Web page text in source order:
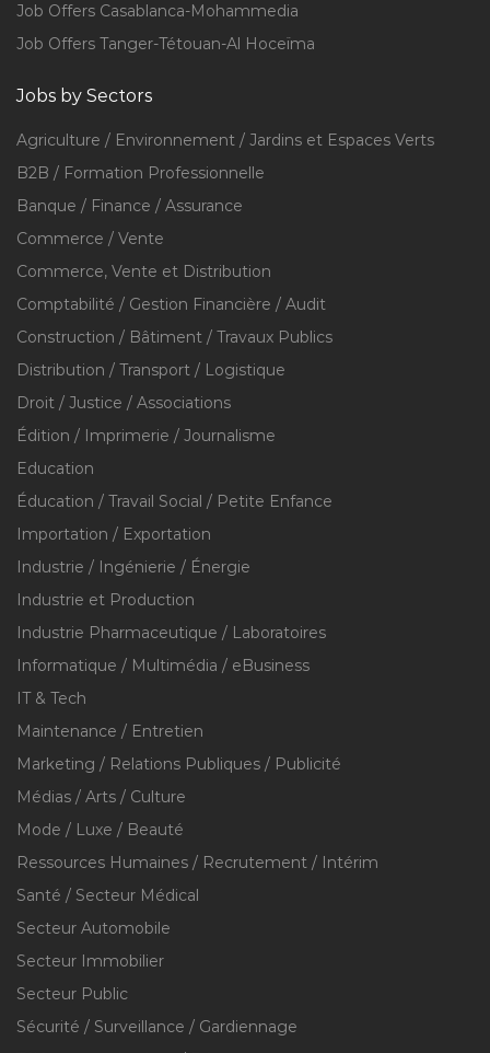
Job Offers Casablanca-Mohammedia
Job Offers Tanger-Tétouan-Al Hoceïma
Jobs by Sectors
Agriculture / Environnement / Jardins et Espaces Verts
B2B / Formation Professionnelle
Banque / Finance / Assurance
Commerce / Vente
Commerce, Vente et Distribution
Comptabilité / Gestion Financière / Audit
Construction / Bâtiment / Travaux Publics
Distribution / Transport / Logistique
Droit / Justice / Associations
Édition / Imprimerie / Journalisme
Education
Éducation / Travail Social / Petite Enfance
Importation / Exportation
Industrie / Ingénierie / Énergie
Industrie et Production
Industrie Pharmaceutique / Laboratoires
Informatique / Multimédia / eBusiness
IT & Tech
Maintenance / Entretien
Marketing / Relations Publiques / Publicité
Médias / Arts / Culture
Mode / Luxe / Beauté
Ressources Humaines / Recrutement / Intérim
Santé / Secteur Médical
Secteur Automobile
Secteur Immobilier
Secteur Public
Sécurité / Surveillance / Gardiennage